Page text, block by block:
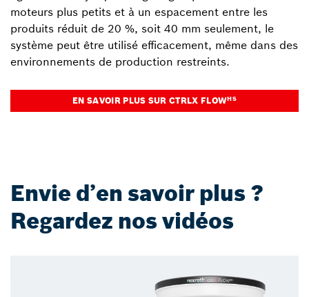
moteurs plus petits et à un espacement entre les
produits réduit de 20 %, soit 40 mm seulement, le
système peut être utilisé efficacement, même dans des
environnements de production restreints.
EN SAVOIR PLUS SUR CTRLX FLOWHS
Envie d’en savoir plus ?
Regardez nos vidéos